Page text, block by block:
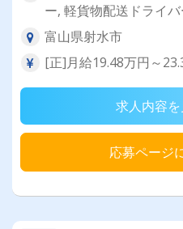
ー, 軽貨物配送ドライ
富山県射水市
[正]月給19.48万円～
求人内容を
応募ページ